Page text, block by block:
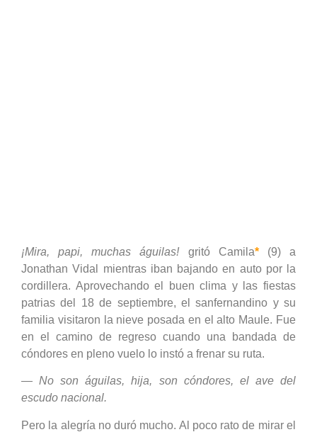
¡Mira, papi, muchas águilas!gritó Camila*(9) a
Jonathan Vidal mientras iban bajando en auto por la
cordillera. Aprovechando el buen clima y las fiestas
patrias del 18 de septiembre, el sanfernandino y su
familia visitaron la nieve posada en el alto Maule. Fue
en el camino de regreso cuando una bandada de
cóndores en pleno vuelo lo instó a frenar su ruta.
— No son águilas, hija, son cóndores, el ave del
escudo nacional.
Pero la alegría no duró mucho. Al poco rato de mirar el